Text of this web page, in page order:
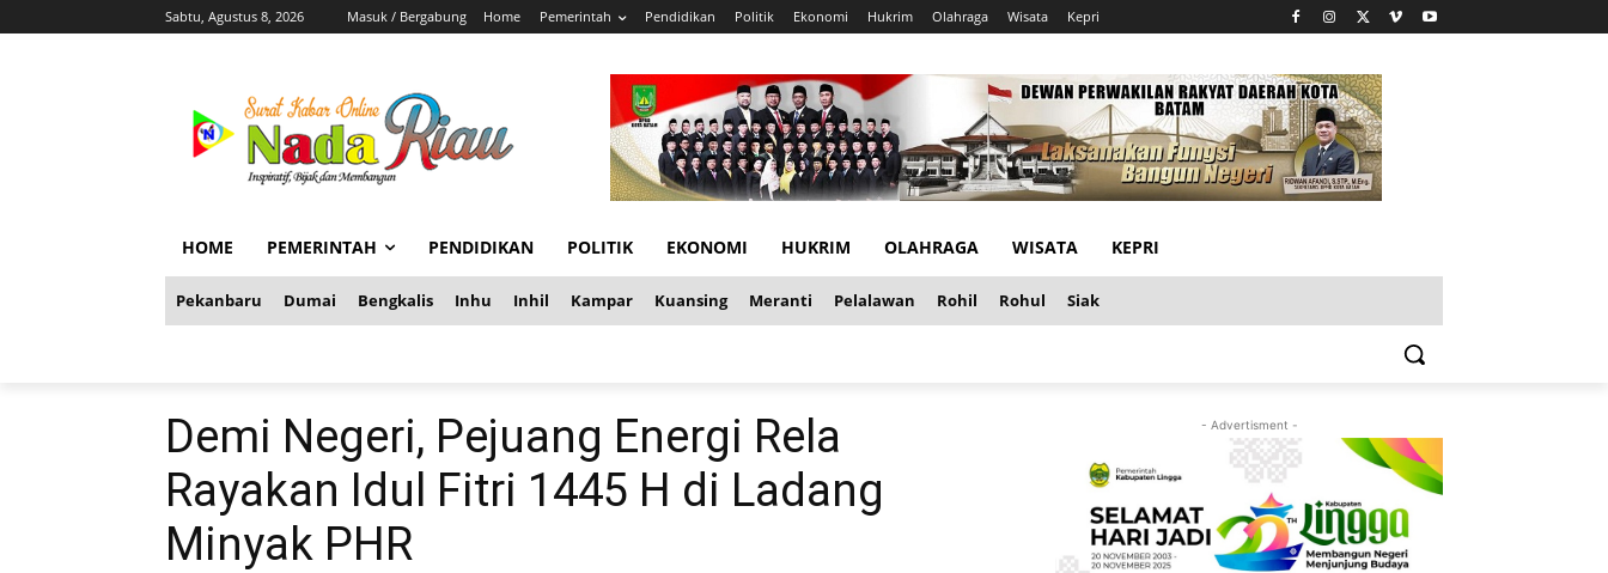
Sabtu, Agustus 8, 2026 Masuk / Bergabung Home Pemerintah Pendidikan Politik Ekonomi Hukrim Olahraga Wisata Kepri
HOME PEMERINTAH PENDIDIKAN POLITIK EKONOMI HUKRIM OLAHRAGA WISATA KEPRI
Pekanbaru Dumai Bengkalis Inhu Inhil Kampar Kuansing Meranti Pelalawan Rohil Rohul Siak
Demi Negeri, Pejuang Energi Rela
Rayakan Idul Fitri 1445 H di Ladang
Minyak PHR
- Advertisment -